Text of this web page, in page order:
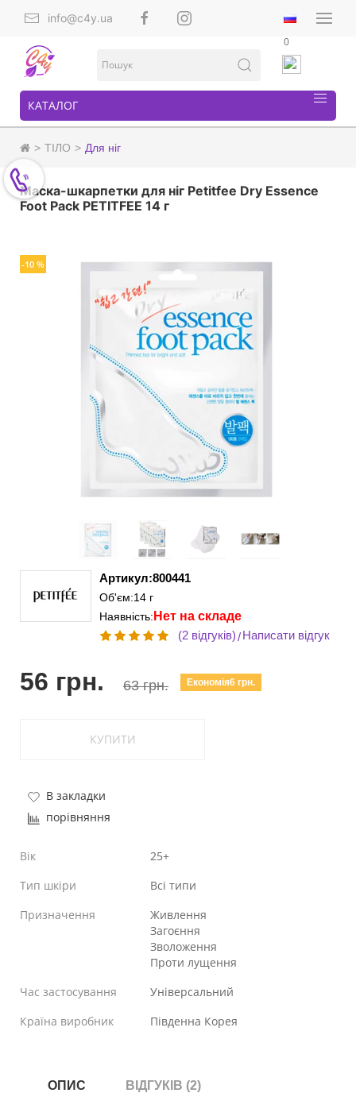
info@c4y.ua
0
КАТАЛОГ
ТІЛО Для ніг
Маска-шкарпетки для ніг Petitfee Dry Essence
Foot Pack PETITFEE 14 г
-10 %
Артикул:800441
Об'єм:14 г
Наявність: Нет на складе
(2 відгуків)/Написати відгук
56 грн. 63 грн. Економія6 грн.
КУПИТИ
В закладки
порівняння
Вік
25+
Тип шкіри
Всі типи
Призначення
Живлення
Загоєння
Зволоження
Проти лущення
Час застосування
Універсальний
Країна виробник
Південна Корея
ОПИС ВІДГУКІВ (2)